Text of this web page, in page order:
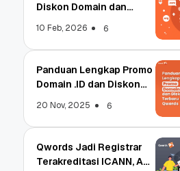
Diskon Domain dan
10 Feb, 2026 6
Panduan Lengkap Promo
Domain .ID dan Diskon
20 Nov, 2025 6
Qwords Jadi Registrar
Terakreditasi ICANN, Apa